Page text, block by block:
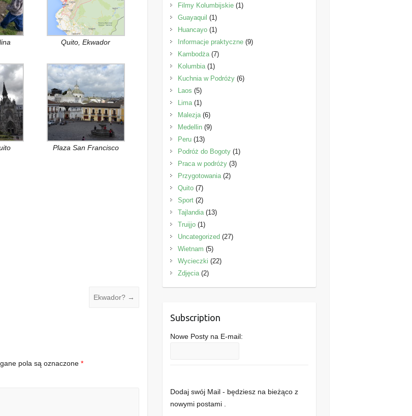
Quito, Ekwador
Plaza San Francisco
Ekwador? →
pola są oznaczone*
Filmy Kolumbijskie(1)
Guayaquil (1)
Huancayo(1)
Informacje praktyczne(9)
Kambodża(7)
Kolumbia(1)
Kuchnia w Podróży(6)
Laos (5)
Lima(1)
Malezja(6)
Medellin(9)
Peru(13)
Podróż do Bogoty(1)
Praca w podróży(3)
Przygotowania(2)
Quito(7)
Sport(2)
Tajlandia(13)
Truijjo(1)
Uncategorized (27)
Wietnam (5)
Wycieczki (22)
Zdjęcia(2)
Subscription
Nowe Posty na E-mail:
Dodaj swój Mail - będziesz na bieżąco z
nowymi postami .